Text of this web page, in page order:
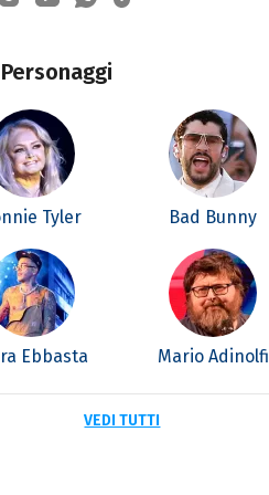
Personaggi
Tyler Bad Bunny
Ebbasta Mario Adinolfi
VEDI TUTTI